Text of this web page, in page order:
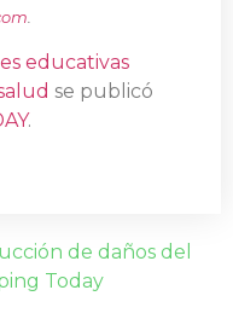
educativas
se publicó
.
de daños del
Today